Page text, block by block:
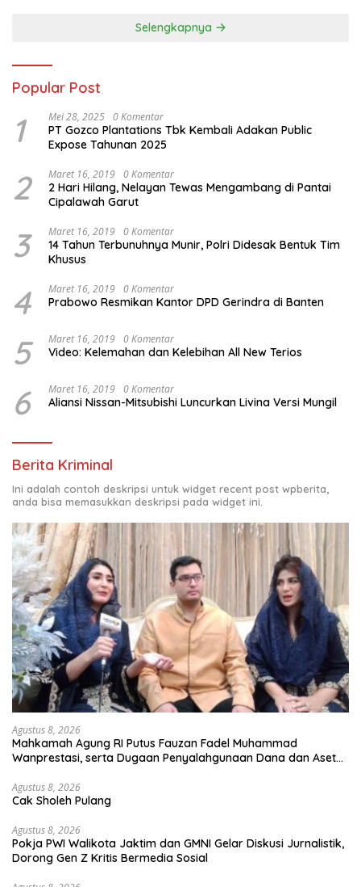
Selengkapnya
Popular Post
1 Mei 28, 2025 0 Komentar
PT Gozco Plantations Tbk Kembali Adakan Public
Expose Tahunan 2025
2 Maret 16, 2019 0 Komentar
2 Hari Hilang, Nelayan Tewas Mengambang di Pantai
Cipalawah Garut
3 Maret 16, 2019 0 Komentar
14 Tahun Terbunuhnya Munir, Polri Didesak Bentuk Tim
Khusus
4 Maret 16, 2019 0 Komentar
Prabowo Resmikan Kantor DPD Gerindra di Banten
5 Maret 16, 2019 0 Komentar
Video: Kelemahan dan Kelebihan All New Terios
6 Maret 16, 2019 0 Komentar
Aliansi Nissan-Mitsubishi Luncurkan Livina Versi Mungil
Berita Kriminal
Ini adalah contoh deskripsi untuk widget recent post wpberita,
anda bisa memasukkan deskripsi pada widget ini.
Agustus 8, 2026
Mahkamah Agung RI Putus Fauzan Fadel Muhammad
Wanprestasi, serta Dugaan Penyalahgunaan Dana dan Aset
Agustus 8, 2026
Cak Sholeh Pulang
Agustus 8, 2026
Pokja PWI Walikota Jaktim dan GMNI Gelar Diskusi Jurnalistik,
Dorong Gen Z Kritis Bermedia Sosial